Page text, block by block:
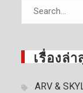
Search
for:
เรื่องล่
ARV &